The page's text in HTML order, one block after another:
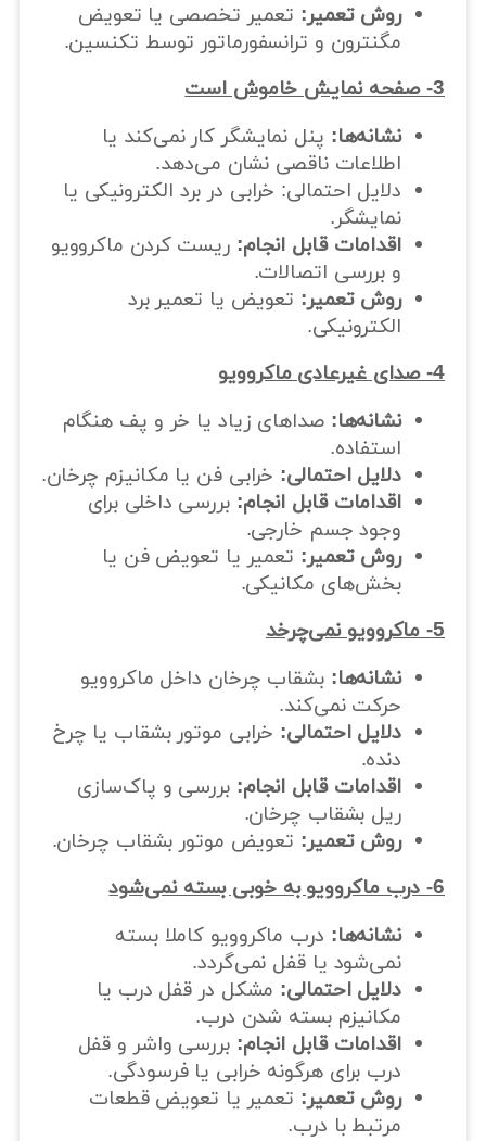
روش تعمیر: تعمیر تخصصی یا تعویض
مگنترون و ترانسفورماتور توسط تکنسین.
3- صفحه نمایش خاموش است
نشانه‌ها: پنل نمایشگر کار نمی‌کند یا
اطلاعات ناقصی نشان می‌دهد.
دلایل احتمالی: خرابی در برد الکترونیکی یا
نمایشگر.
اقدامات قابل انجام: ریست کردن ماکروویو
و بررسی اتصالات.
روش تعمیر: تعویض یا تعمیر برد
الکترونیکی.
4- صدای غیرعادی ماکروویو
نشانه‌ها: صداهای زیاد یا خر و پف هنگام
استفاده.
دلایل احتمالی: خرابی فن یا مکانیزم چرخان.
اقدامات قابل انجام: بررسی داخلی برای
وجود جسم خارجی.
روش تعمیر: تعمیر یا تعویض فن یا
بخش‌های مکانیکی.
5- ماکروویو نمی‌چرخد
نشانه‌ها: بشقاب چرخان داخل ماکروویو
حرکت نمی‌کند.
دلایل احتمالی: خرابی موتور بشقاب یا چرخ
دنده.
اقدامات قابل انجام: بررسی و پاک‌سازی
ریل بشقاب چرخان.
روش تعمیر: تعویض موتور بشقاب چرخان.
6- درب ماکروویو به خوبی بسته نمی‌شود
نشانه‌ها: درب ماکروویو کاملا بسته
نمی‌شود یا قفل نمی‌گردد.
دلایل احتمالی: مشکل در قفل درب یا
مکانیزم بسته شدن درب.
اقدامات قابل انجام: بررسی واشر و قفل
درب برای هرگونه خرابی یا فرسودگی.
روش تعمیر: تعمیر یا تعویض قطعات
مرتبط با درب.